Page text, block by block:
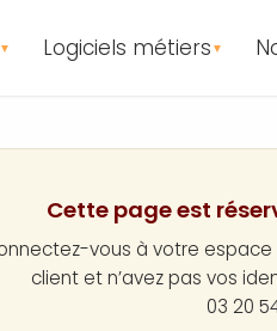
▼ Logiciels métiers ▼
Cette page est
vous à votre
client et n’avez pas vos
03 20